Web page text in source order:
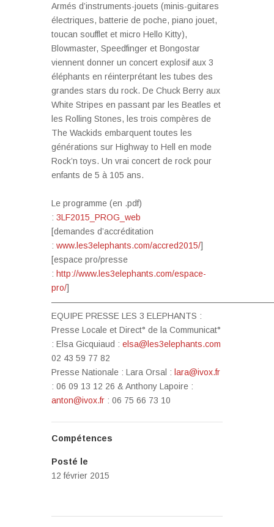
Armés d’instruments-jouets (minis-guitares
électriques, batterie de poche, piano jouet,
toucan soufflet et micro Hello Kitty),
Blowmaster, Speedfinger et Bongostar
viennent donner un concert explosif aux 3
éléphants en réinterprétant les tubes des
grandes stars du rock. De Chuck Berry aux
White Stripes en passant par les Beatles et
les Rolling Stones, les trois compères de
The Wackids embarquent toutes les
générations sur Highway to Hell en mode
Rock’n toys. Un vrai concert de rock pour
enfants de 5 à 105 ans.
Le programme (en .pdf)
: 3LF2015_PROG_web
[demandes d’accréditation
: www.les3elephants.com/accred2015/]
[espace pro/presse
: http://www.les3elephants.com/espace-
pro/]
EQUIPE PRESSE LES 3 ELEPHANTS :
Presse Locale et Direct° de la Communicat°
: Elsa Gicquiaud : elsa@les3elephants.com
02 43 59 77 82
Presse Nationale : Lara Orsal : lara@ivox.fr
: 06 09 13 12 26 & Anthony Lapoire :
anton@ivox.fr : 06 75 66 73 10
Compétences
Posté le
12 février 2015